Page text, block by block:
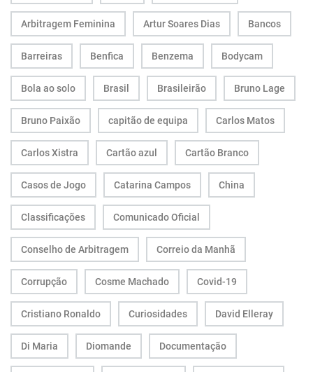
Arbitragem Feminina Artur Soares Dias Bancos
Barreiras Benfica Benzema Bodycam
Bola ao solo Brasil Brasileirão Bruno Lage
Bruno Paixão capitão de equipa Carlos Matos
Carlos Xistra Cartão azul Cartão Branco
Casos de Jogo Catarina Campos China
Classificações Comunicado Oficial
Conselho de Arbitragem Correio da Manhã
Corrupção Cosme Machado Covid-19
Cristiano Ronaldo Curiosidades David Elleray
Di Maria Diomande Documentação